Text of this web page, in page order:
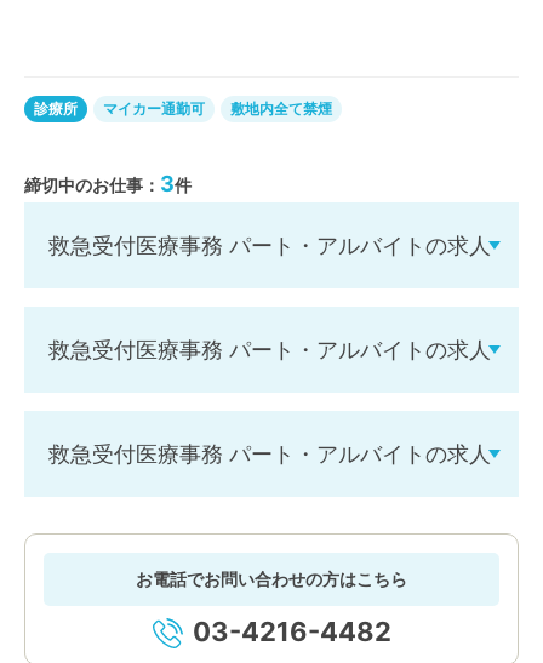
診療所 マイカー通勤可 敷地内全て禁煙
締切中のお仕事： 3件
救急受付医療事務 パート・アルバイトの求人
救急受付医療事務 パート・アルバイトの求人
救急受付医療事務 パート・アルバイトの求人
お電話でお問い合わせの方はこちら
03-4216-4482